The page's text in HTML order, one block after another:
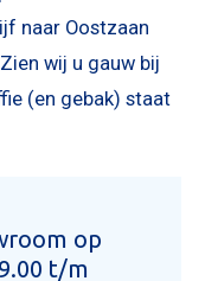
naar Oostzaan
wij u gauw bij
(en gebak) staat
op
t/m